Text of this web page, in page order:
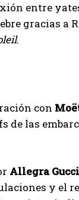
entre
gracias a
.
con
de las
Allegra Gucci
y el